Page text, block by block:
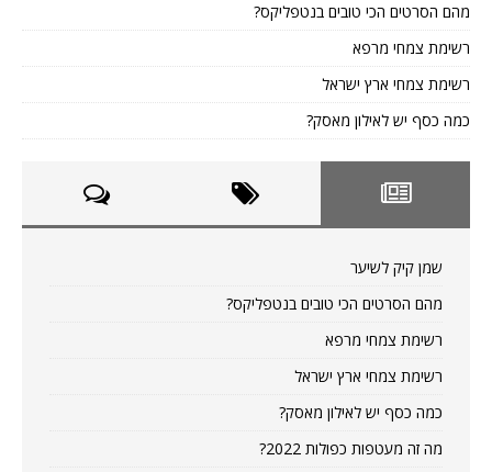
מהם הסרטים הכי טובים בנטפליקס?
רשימת צמחי מרפא
רשימת צמחי ארץ ישראל
כמה כסף יש לאילון מאסק?
שמן קיק לשיער
מהם הסרטים הכי טובים בנטפליקס?
רשימת צמחי מרפא
רשימת צמחי ארץ ישראל
כמה כסף יש לאילון מאסק?
מה זה מעטפות כפולות 2022?